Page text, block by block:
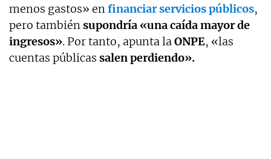
menos gastos» enfinanciar servicios públicos,
pero tambiénsupondría «una caída mayor de
ingresos». Por tanto, apunta laONPE, «las
cuentas públicas salen perdiendo».